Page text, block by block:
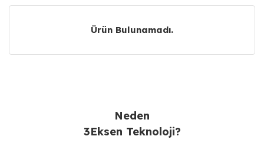
Ürün Bulunamadı.
Neden
3Eksen Teknoloji?